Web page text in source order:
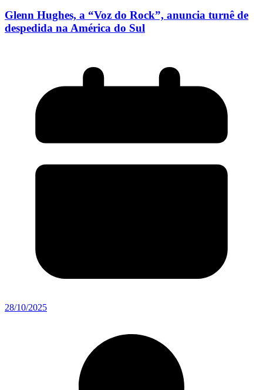
Glenn Hughes, a “Voz do Rock”, anuncia turnê de
despedida na América do Sul
28/10/2025